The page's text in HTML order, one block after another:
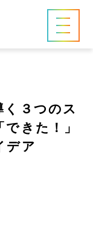
く３つのス
きた！」
デア